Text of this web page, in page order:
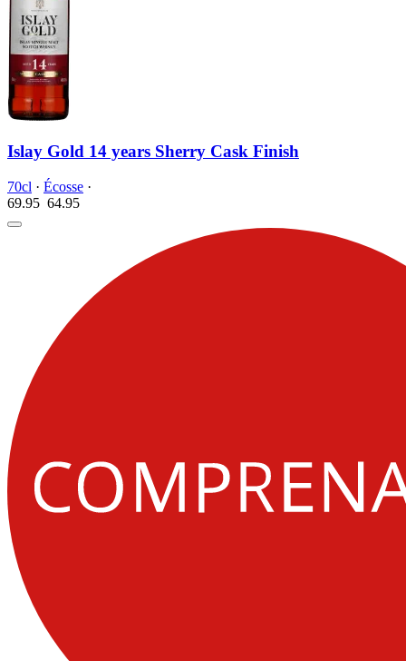
Islay Gold 14 years Sherry Cask Finish
70cl · Écosse ·
69.95 64.95